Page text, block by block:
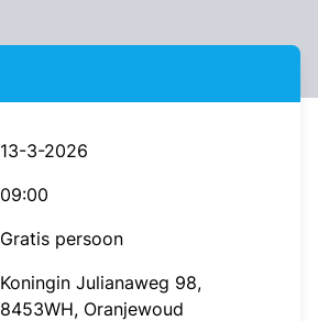
13-3-2026
09:00
Gratis persoon
Koningin Julianaweg 98,
8453WH, Oranjewoud